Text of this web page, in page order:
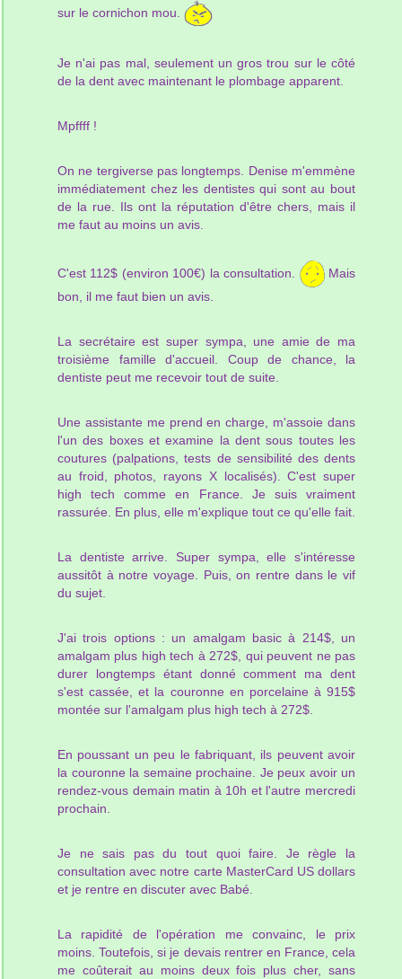
sur le cornichon mou.
Je n'ai pas mal, seulement un gros trou sur le côté
de la dent avec maintenant le plombage apparent.
Mpffff !
On ne tergiverse pas longtemps. Denise m'emmène
immédiatement chez les dentistes qui sont au bout
de la rue. Ils ont la réputation d'être chers, mais il
me faut au moins un avis.
C'est 112$ (environ 100€) la consultation.
Mais
bon, il me faut bien un avis.
La secrétaire est super sympa, une amie de ma
troisième famille d'accueil. Coup de chance, la
dentiste peut me recevoir tout de suite.
Une assistante me prend en charge, m'assoie dans
l'un des boxes et examine la dent sous toutes les
coutures (palpations, tests de sensibilité des dents
au froid, photos, rayons X localisés). C'est super
high tech comme en France. Je suis vraiment
rassurée. En plus, elle m'explique tout ce qu'elle fait.
La dentiste arrive. Super sympa, elle s'intéresse
aussitôt à notre voyage. Puis, on rentre dans le vif
du sujet.
J'ai trois options : un amalgam basic à 214$, un
amalgam plus high tech à 272$, qui peuvent ne pas
durer longtemps étant donné comment ma dent
s'est cassée, et la couronne en porcelaine à 915$
montée sur l'amalgam plus high tech à 272$.
En poussant un peu le fabriquant, ils peuvent avoir
la couronne la semaine prochaine. Je peux avoir un
rendez-vous demain matin à 10h et l'autre mercredi
prochain.
Je ne sais pas du tout quoi faire. Je règle la
consultation avec notre carte MasterCard US dollars
et je rentre en discuter avec Babé.
La rapidité de l'opération me convainc, le prix
moins. Toutefois, si je devais rentrer en France, cela
me coûterait au moins deux fois plus cher, sans